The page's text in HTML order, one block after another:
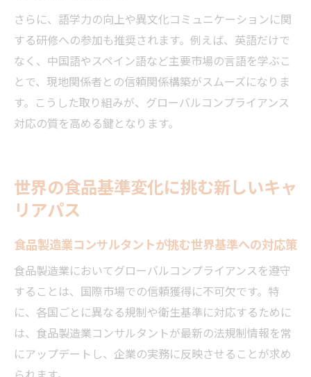
さらに、語学力の向上や異文化コミュニケーションに関
する研修への参加も推奨されます。例えば、英語だけで
なく、中国語やスペイン語など主要市場の言語を学ぶこ
とで、現地関係者との信頼関係構築がスムーズになりま
す。こうした取り組みが、グローバルコンプライアンス
対応の質を高める鍵となります。
世界の食品基準変化に挑む新しいキャ
リアパス
食品製造業コンサルタントが挑む世界基準への対応策
食品製造業においてグローバルコンプライアンスを遵守
することは、国際市場での信頼獲得に不可欠です。特
に、各国ごとに異なる規制や衛生基準に対応するために
は、食品製造業コンサルタントが最新の法規制情報を常
にアップデートし、企業の実務に反映させることが求め